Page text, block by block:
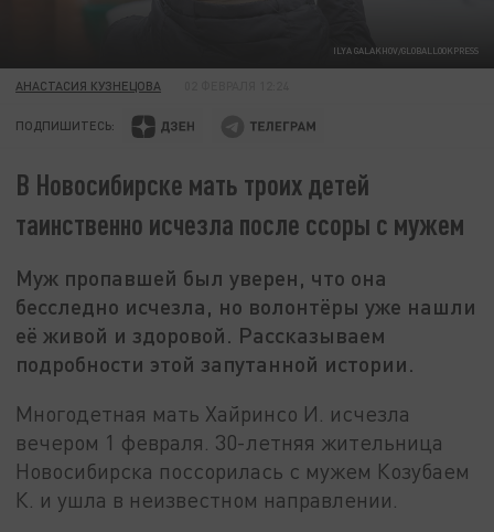
ILYA GALAKHOV/GLOBALLOOKPRESS
АНАСТАСИЯ КУЗНЕЦОВА
ПОДПИШИТЕСЬ:
В Новосибирске мать троих детей
таинственно исчезла после ссоры с мужем
Муж пропавшей был уверен, что она
бесследно исчезла, но волонтёры уже нашли
её живой и здоровой. Рассказываем
подробности этой запутанной истории.
Многодетная мать Хайринсо И. исчезла
вечером 1 февраля. 30-летняя жительница
Новосибирска поссорилась с мужем Козубаем
К. и ушла в неизвестном направлении.